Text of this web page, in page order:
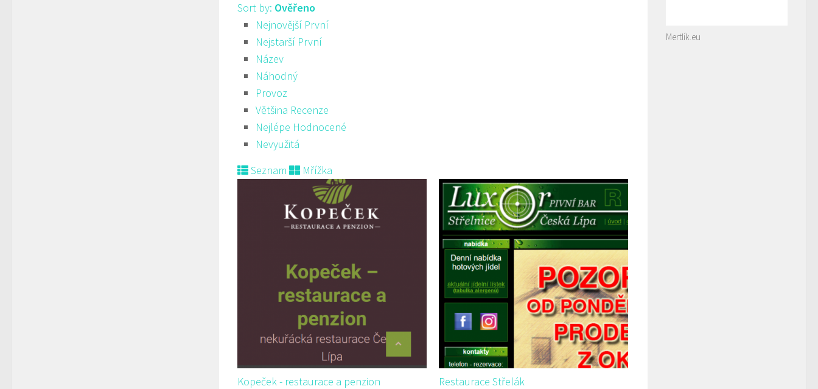
Sort by: Ověřeno
Nejnovější První
Nejstarší První
Název
Náhodný
Provoz
Většina Recenze
Nejlépe Hodnocené
Nevyužitá
Seznam
Mřížka
Kopeček - restaurace a penzion
Restaurace Střelák
Mertlík.eu